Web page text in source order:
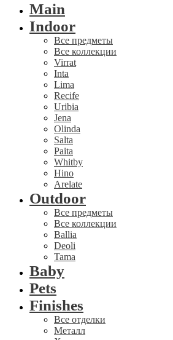
Main
Indoor
Все предметы
Все коллекции
Virrat
Inta
Lima
Recife
Uribia
Jena
Olinda
Salta
Paita
Whitby
Hino
Arelate
Outdoor
Все предметы
Все коллекции
Ballia
Deoli
Tama
Baby
Pets
Finishes
Все отделки
Металл